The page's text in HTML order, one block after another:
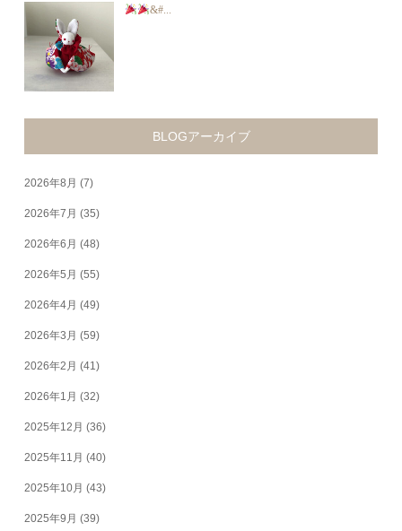
&#...
BLOGアーカイブ
2026年8月 (7)
2026年7月 (35)
2026年6月 (48)
2026年5月 (55)
2026年4月 (49)
2026年3月 (59)
2026年2月 (41)
2026年1月 (32)
2025年12月 (36)
2025年11月 (40)
2025年10月 (43)
2025年9月 (39)